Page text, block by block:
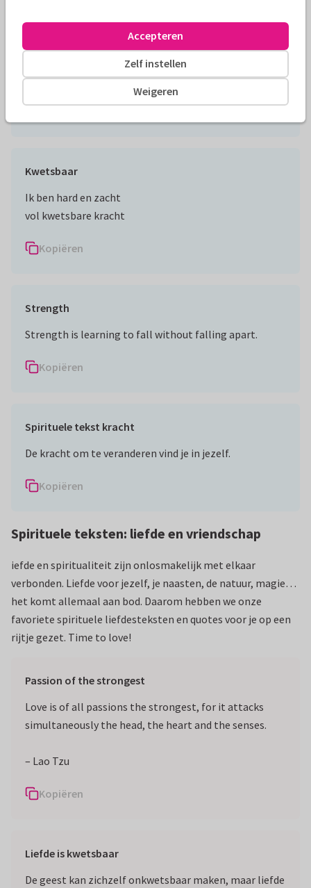
Een reiger vindt zijn kracht in eenzaamheid. Hij
moedigt je dan ook aan om je eigen unieke paden te
verkennen, los van anderen.
Kwetsbaar
Ik ben hard en zacht
vol kwetsbare kracht
Kopiëren
Strength
Strength is learning to fall without falling apart.
Kopiëren
Spirituele tekst kracht
De kracht om te veranderen vind je in jezelf.
Kopiëren
Spirituele teksten: liefde en vriendschap
iefde en spiritualiteit zijn onlosmakelijk met elkaar
verbonden. Liefde voor jezelf, je naasten, de natuur, magie…
het komt allemaal aan bod. Daarom hebben we onze
favoriete spirituele liefdesteksten en quotes voor je op een
rijtje gezet. Time to love!
Passion of the strongest
Love is of all passions the strongest, for it attacks
simultaneously the head, the heart and the senses.
– Lao Tzu
Kopiëren
Liefde is kwetsbaar
De geest kan zichzelf onkwetsbaar maken, maar liefde
Weigeren
Zelf instellen
Accepteren